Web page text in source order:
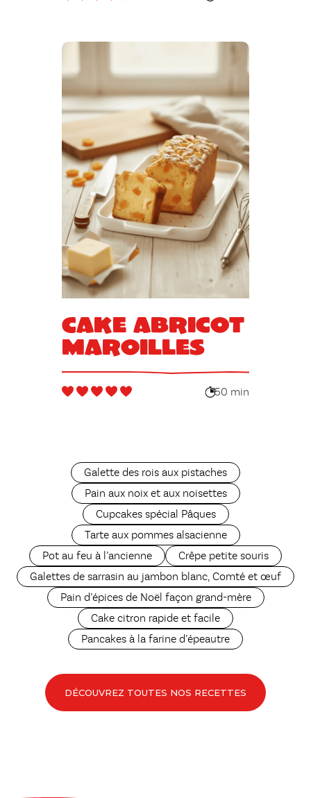
Cake abricot
maroilles
50 min
Galette des rois aux pistaches
Pain aux noix et aux noisettes
Cupcakes spécial Pâques
Tarte aux pommes alsacienne
Pot au feu à l’ancienne
Crêpe petite souris
Galettes de sarrasin au jambon blanc, Comté et œuf
Pain d’épices de Noël façon grand-mère
Cake citron rapide et facile
Pancakes à la farine d’épeautre
DÉCOUVREZ TOUTES NOS RECETTES